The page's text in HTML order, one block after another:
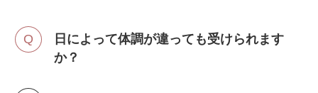
日によって体調が違っても受けられます
か？